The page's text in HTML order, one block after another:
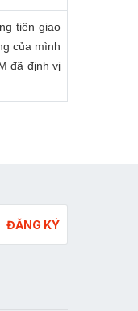
tiện giao
của mình
đã định vị
ĐĂNG KÝ